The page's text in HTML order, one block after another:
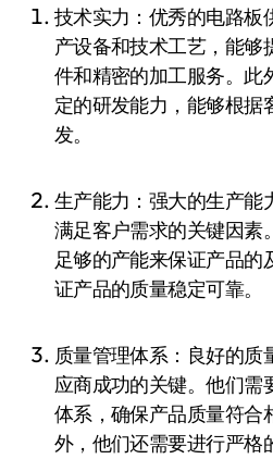
技术实力：优秀的电路板供应商应具备先进的生
产设备和技术工艺，能够
件和精密的加工服务。此
定的研发能力，能够根据
发。
生产能力：强大的生产能力是电路板供应商能否
满足客户需求的关键因素
足够的产能来保证产品的
证产品的质量稳定可靠。
质量管理体系：良好的质量管理体系是电路板供
应商成功的关键。他们需
体系，确保产品质量符合
外，他们还需要进行严格